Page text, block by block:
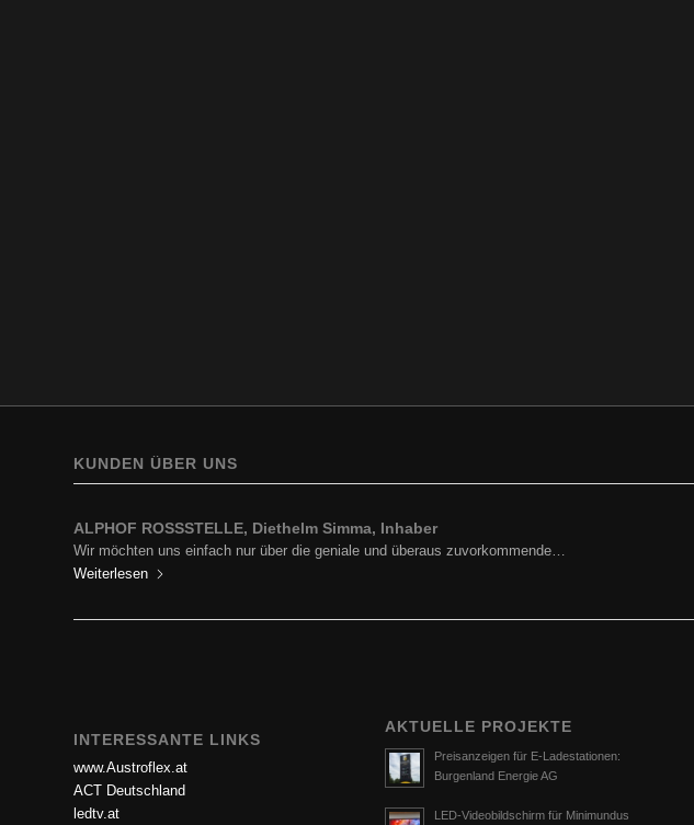
KUNDEN ÜBER UNS
ALPHOF ROSSSTELLE, Diethelm Simma, Inhaber
Wir möchten uns einfach nur über die geniale und überaus zuvorkommende…
Weiterlesen
INTERESSANTE LINKS
www.Austroflex.at
ACT Deutschland
ledtv.at
AKTUELLE PROJEKTE
Preisanzeigen für E-Ladestationen:
Burgenland Energie AG
LED-Videobildschirm für Minimundus